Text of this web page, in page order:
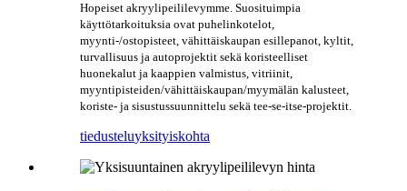
Hopeiset akryylipeililevymme. Suosituimpia
käyttötarkoituksia ovat puhelinkotelot,
myynti-/ostopisteet, vähittäiskaupan esillepanot, kyltit,
turvallisuus ja autoprojektit sekä koristeelliset
huonekalut ja kaappien valmistus, vitriinit,
myyntipisteiden/vähittäiskaupan/myymälän kalusteet,
koriste- ja sisustussuunnittelu sekä tee-se-itse-projektit.
tiedusteluyksityiskohta